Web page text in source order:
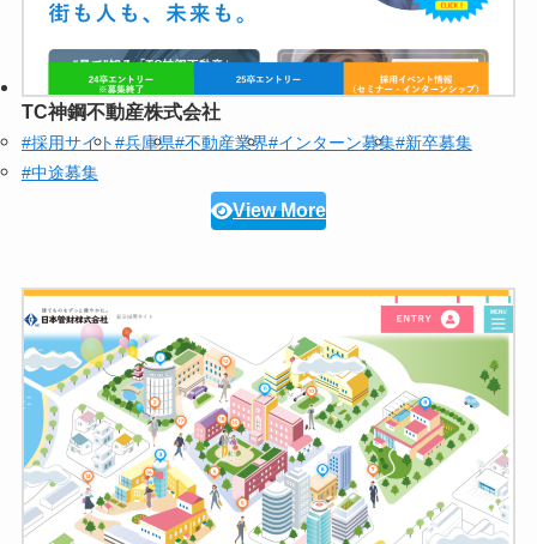
TC神鋼不動産株式会社
#採用サイト#兵庫県#不動産業界#インターン募集#新卒募集
#中途募集
View More